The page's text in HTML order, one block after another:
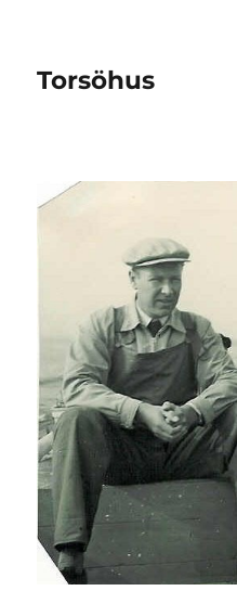
Torsöhus